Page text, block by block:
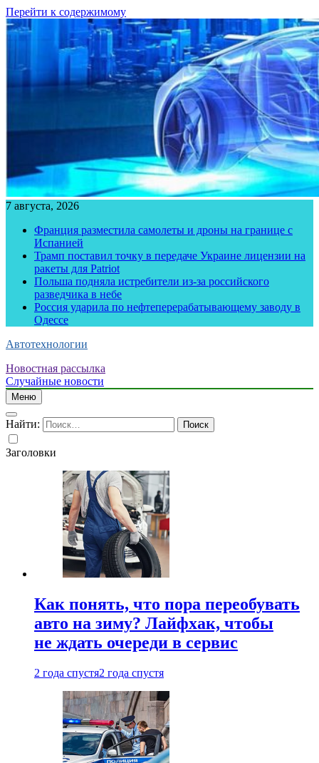
Перейти к содержимому
7 августа, 2026
Франция разместила самолеты и дроны на границе с
Испанией
Трамп поставил точку в передаче Украине лицензии на
ракеты для Patriot
Польша подняла истребители из-за российского
разведчика в небе
Россия ударила по нефтеперерабатывающему заводу в
Одессе
Автотехнологии
Новостная рассылка
Случайные новости
Меню
Найти:
Заголовки
Как понять, что пора переобувать
авто на зиму? Лайфхак, чтобы
не ждать очереди в сервис
2 года спустя2 года спустя